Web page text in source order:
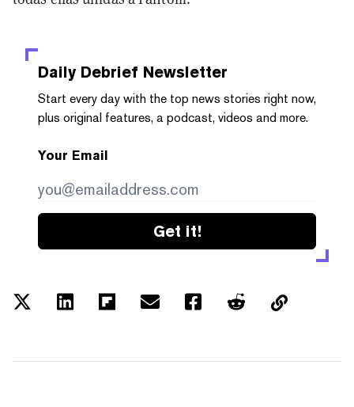
Daily Debrief Newsletter
Start every day with the top news stories right now,
plus original features, a podcast, videos and more.
Your Email
Get it!